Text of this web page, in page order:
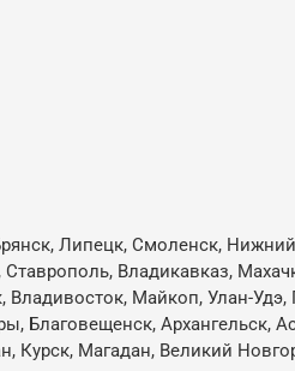
Липецк, Смоленск,
Владикавказ,
Майкоп, Улан-
Благовещенск, Архангельск,
Курск, Магадан, Великий